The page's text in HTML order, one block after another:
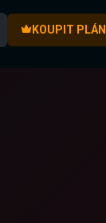
KOUPIT PLÁN